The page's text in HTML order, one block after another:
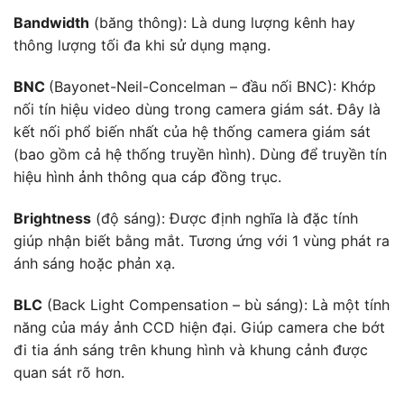
Bandwidth (băng thông): Là dung lượng kênh hay
thông lượng tối đa khi sử dụng mạng.
BNC (Bayonet-Neil-Concelman – đầu nối BNC): Khớp
nối tín hiệu video dùng trong camera giám sát. Đây là
kết nối phổ biến nhất của hệ thống camera giám sát
(bao gồm cả hệ thống truyền hình). Dùng để truyền tín
hiệu hình ảnh thông qua cáp đồng trục.
Brightness (độ sáng): Được định nghĩa là đặc tính
giúp nhận biết bằng mắt. Tương ứng với 1 vùng phát ra
ánh sáng hoặc phản xạ.
BLC (Back Light Compensation – bù sáng): Là một tính
năng của máy ảnh CCD hiện đại. Giúp camera che bớt
đi tia ánh sáng trên khung hình và khung cảnh được
quan sát rõ hơn.